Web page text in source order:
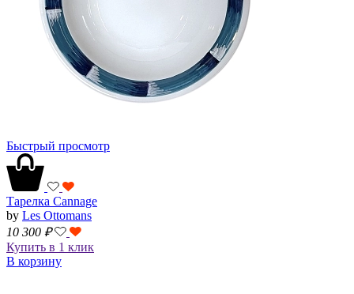
Быстрый просмотр
Тарелка Cannage
by Les Ottomans
10 300 ₽
Купить в 1 клик
В корзину